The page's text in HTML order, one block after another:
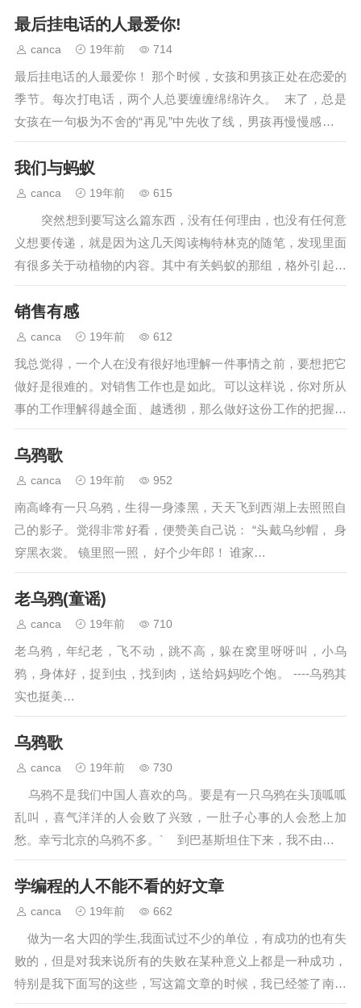
最后挂电话的人最爱你!
canca 19年前 714
最后挂电话的人最爱你！ 那个时候，女孩和男孩正处在恋爱的
季节。每次打电话，两个人总要缠缠绵绵许久。 末了，总是
女孩在一句极为不舍的“再见”中先收了线，男孩再慢慢感受空
气中剩余的温馨，还有那份难舍难分的…
我们与蚂蚁
canca 19年前 615
突然想到要写这么篇东西，没有任何理由，也没有任何意
义想要传递，就是因为这几天阅读梅特林克的随笔，发现里面
有很多关于动植物的内容。其中有关蚂蚁的那组，格外引起我
的兴趣。打小我...…
销售有感
canca 19年前 612
我总觉得，一个人在没有很好地理解一件事情之前，要想把它
做好是很难的。对销售工作也是如此。可以这样说，你对所从
事的工作理解得越全面、越透彻，那么做好这份工作的把握性
就越大。对于现代市场环境下对销售的理解...…
乌鸦歌
canca 19年前 952
南高峰有一只乌鸦，生得一身漆黑，天天飞到西湖上去照照自
己的影子。觉得非常好看，便赞美自己说： “头戴乌纱帽， 身
穿黑衣裳。 镜里照一照， 好个少年郎！ 谁家…
老乌鸦(童谣)
canca 19年前 710
老乌鸦，年纪老，飞不动，跳不高，躲在窝里呀呀叫，小乌
鸦，身体好，捉到虫，找到肉，送给妈妈吃个饱。 ----乌鸦其
实也挺美…
乌鸦歌
canca 19年前 730
乌鸦不是我们中国人喜欢的鸟。要是有一只乌鸦在头顶呱呱
乱叫，喜气洋洋的人会败了兴致，一肚子心事的人会愁上加
愁。幸亏北京的乌鸦不多。` 到巴基斯坦住下来，我不由吓了
一跳，这里的乌鸦不...…
学编程的人不能不看的好文章
canca 19年前 662
做为一名大四的学生,我面试过不少的单位，有成功的也有失
败的，但是对我来说所有的失败在某种意义上都是一种成功，
特别是我下面写的这些，写这篇文章的时候，我已经签了南京